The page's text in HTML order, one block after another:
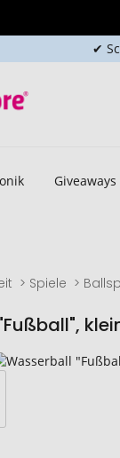
✔
Giveaways
Spiele